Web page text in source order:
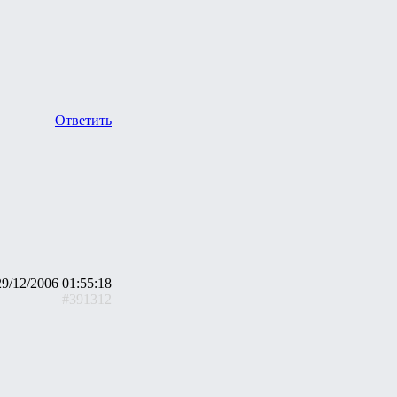
Ответить
12/2006 01:55:18
#391312